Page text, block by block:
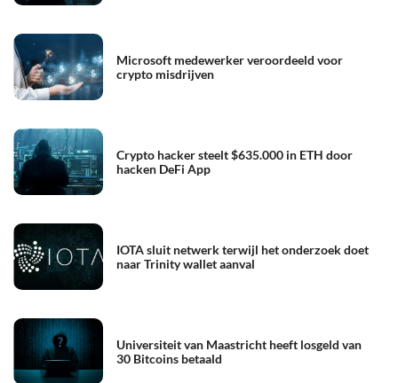
Microsoft medewerker veroordeeld voor
crypto misdrijven
Crypto hacker steelt $635.000 in ETH door
hacken DeFi App
IOTA sluit netwerk terwijl het onderzoek doet
naar Trinity wallet aanval
Universiteit van Maastricht heeft losgeld van
30 Bitcoins betaald